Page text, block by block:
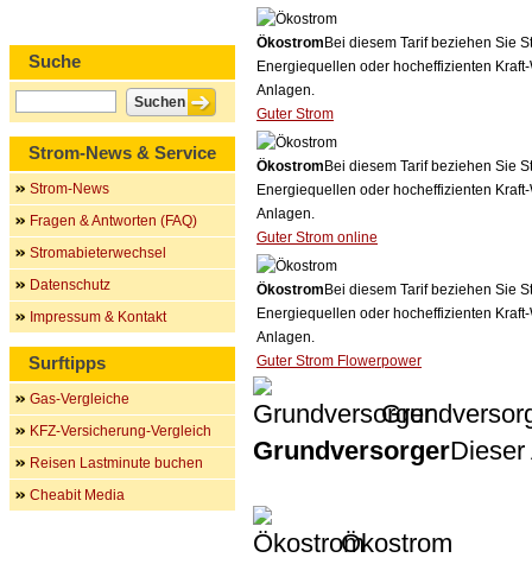
Ökostrom Bei diesem Tarif beziehen Sie
Energiequellen oder hocheffizienten
Anlagen.
Guter Strom
Ökostrom Bei diesem Tarif beziehen Sie
Energiequellen oder hocheffizienten
Anlagen.
Guter Strom online
Ökostrom Bei diesem Tarif beziehen Sie
Energiequellen oder hocheffizienten
Anlagen.
Guter Strom Flowerpower
GrundversorgerDieser
Ökostrom
Suche
Strom-News & Service
Strom-News
Fragen & Antworten (FAQ)
Stromabieterwechsel
Datenschutz
Impressum & Kontakt
Surftipps
Gas-Vergleiche
KFZ-Versicherung-Vergleich
Reisen Lastminute buchen
Cheabit Media